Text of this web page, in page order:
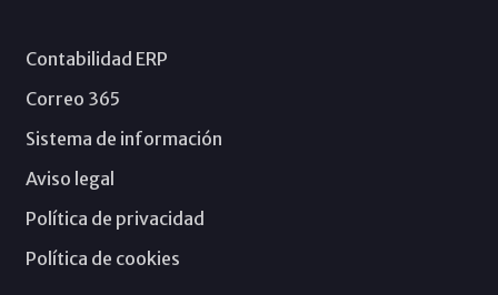
Contabilidad ERP
Correo 365
Sistema de información
Aviso legal
Política de privacidad
Política de cookies